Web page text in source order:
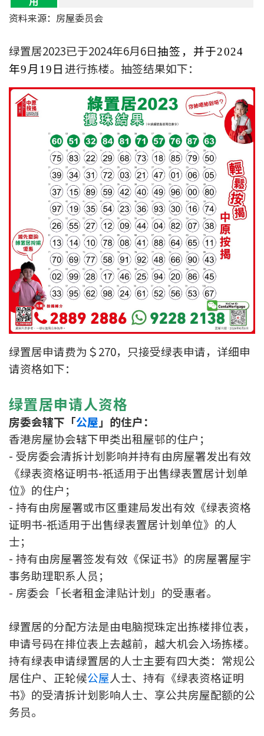
资料来源：房屋委员会
绿置居2023已于2024年6月6日抽签，并于2024
年9月19日 进行拣楼。抽签结果如下：
绿置居申请费为＄270，只接受绿表申请，详细申
请资格如下：
绿置居申请人资格
房委会辖下「公屋」的住户：
香港房屋协会辖下甲类出租屋邨的住户；
- 受房委会清拆计划影响并持有由房屋署发出有效
《绿表资格证明书-祇适用于出售绿表置居计划单
位》的住户；
- 持有由房屋署或市区重建局发出有效《绿表资格
证明书-祇适用于出售绿表置居计划单位》的人
士；
- 持有由房屋署签发有效《保证书》的房屋署屋宇
事务助理职系人员；
- 房委会「长者租金津贴计划」的受惠者。
绿置居的分配方法是由电脑搅珠定出拣楼排位表，
申请号码在排位表上去越前，越大机会入场拣楼。
持有绿表申请绿置居的人士主要有四大类：常规公
居住户、正轮候公屋人士、持有《绿表资格证明
书》的受清拆计划影响人士、享公共房屋配额的公
务员。